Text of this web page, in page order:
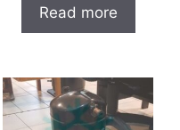
u
Read more